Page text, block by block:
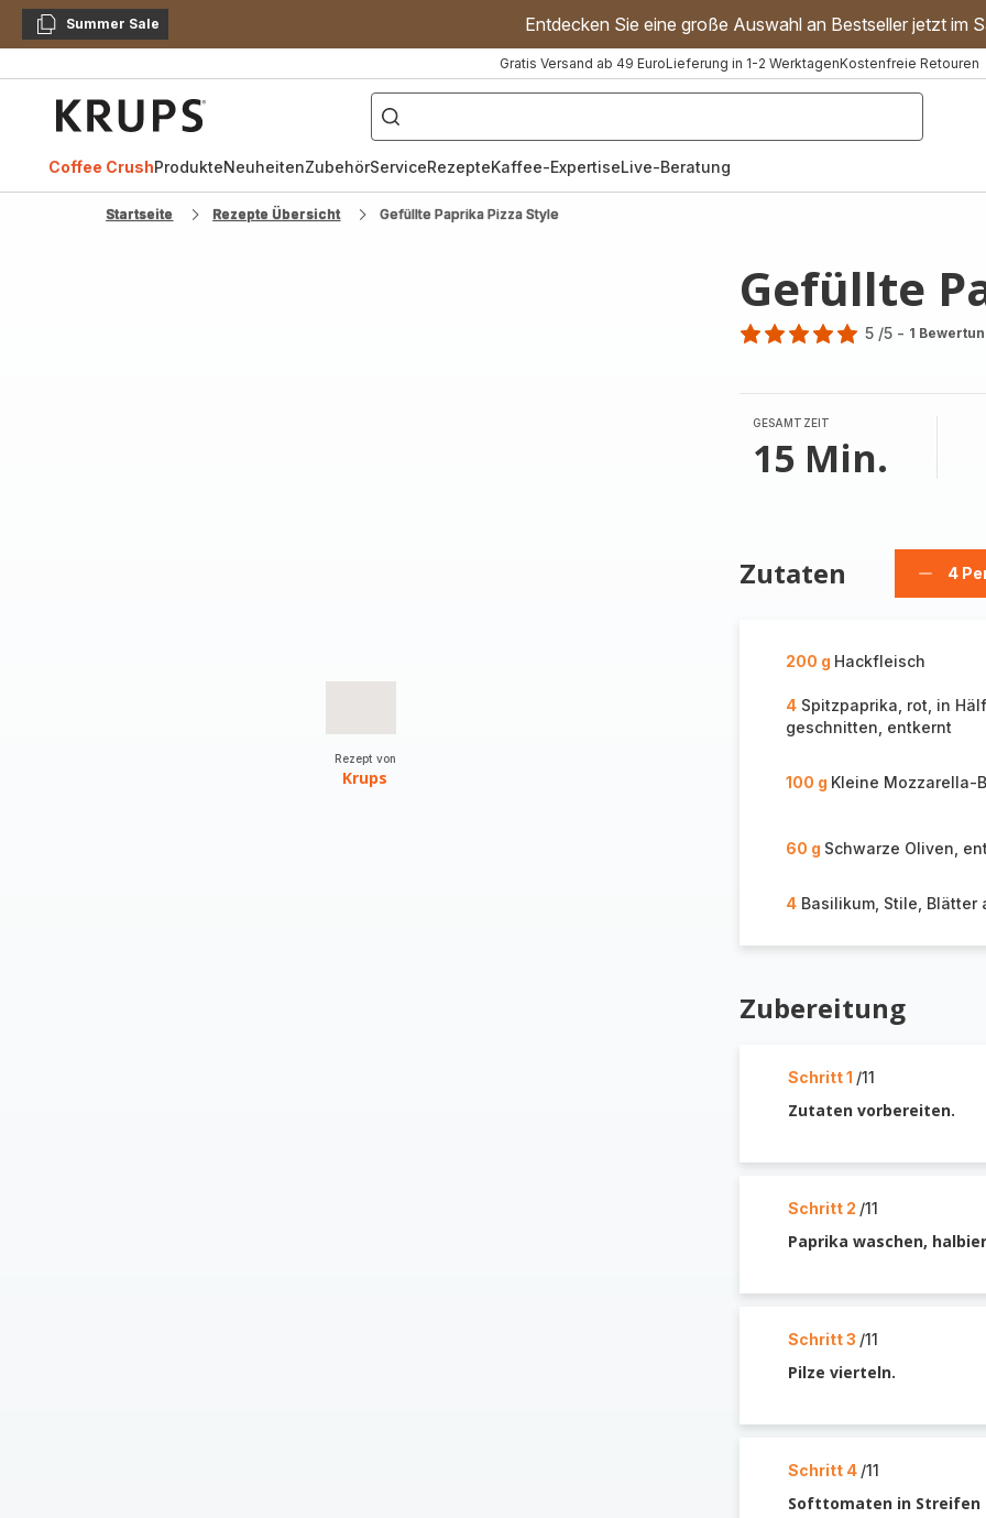
KopierenSummer Sale Entdecken Sie eine große Auswahl an Bestseller jetzt im
Gratis Versand ab 49 EuroLieferung in 1-2 WerktagenKostenfreie Retouren
["Kaffeevollautomat","Handmixer","Waffeleisen"]
Coffee CrushProdukteNeuheitenZubehörServiceRezepteKaffee-ExpertiseLive-Beratung
Startseite Rezepte Übersicht Gefüllte Paprika Pizza Style
Rezept von
Krups
Gefüllte
5
Sternen
(Durchschnitt)
5 /5 - 1
GESAMTZEIT
15 Min.
Zutaten 4
200 g Hackfleisch
4Spitzpaprika, rot, in
geschnitten, entkernt
100 g Kleine Mozzarella-
60 g Schwarze Oliven,
4Basilikum, Stile, Blätter
Zubereitung
Schritt 1 /11
Zutaten vorbereiten.
Schritt 2 /11
Paprika waschen,
Schritt 3 /11
Pilze vierteln.
Schritt 4 /11
Softtomaten in Streifen